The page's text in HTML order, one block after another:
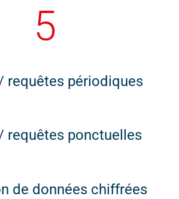
6
requêtes périodiques
requêtes ponctuelles
de données chiffrées